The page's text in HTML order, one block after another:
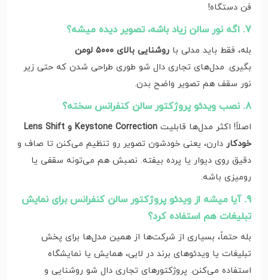
فن دستگاه!
7. اگه نور سالن زیاد باشه، تصویر دیده میشه؟
بله، فقط باید مدلی با روشنایی بالای ۵۰۰۰ لومن
بگیری. مدل‌های تجاری دال شو طوری طراحی شدن که حتی زیر
نور سقف هم تصویر واضح بدن.
8. نصب ویدئو پروژکتور سالن کنفرانس سخته؟
اصلاً! اکثر مدل‌ها قابلیت
Keystone Correction و Lens Shift
خودکار دارن، یعنی خودشون تصویر رو تنظیم می‌کنن تا صاف و
دقیق روی دیوار یا پرده بیفته. نصبش هم می‌تونه سقفی یا
رومیزی باشه.
9. آیا میشه از ویدئو پروژکتور سالن کنفرانس برای نمایش
تبلیغات هم استفاده کرد؟
بله حتماً، بسیاری از شرکت‌ها از همین مدل‌ها برای پخش
تبلیغات یا ویدئوهای برند در لابی، همایش یا نمایشگاه
استفاده می‌کنن. پروژکتورهای تجاری دال شو روشنایی و